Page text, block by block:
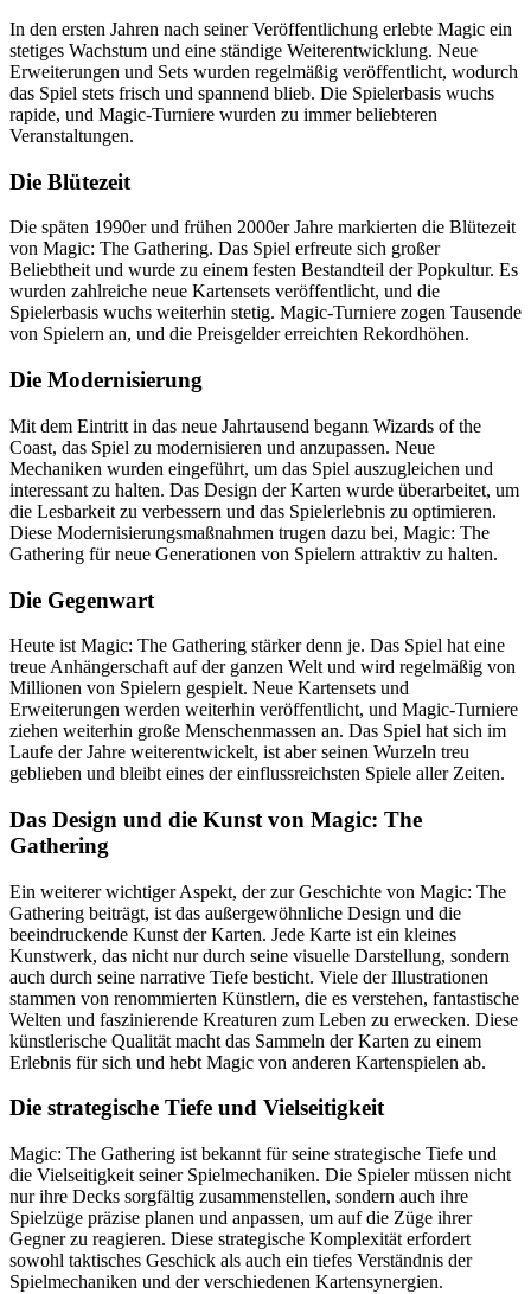
In den ersten Jahren nach seiner Veröffentlichung erlebte Magic ein
stetiges Wachstum und eine ständige Weiterentwicklung. Neue
Erweiterungen und Sets wurden regelmäßig veröffentlicht, wodurch
das Spiel stets frisch und spannend blieb. Die Spielerbasis wuchs
rapide, und Magic-Turniere wurden zu immer beliebteren
Veranstaltungen.
Die Blütezeit
Die späten 1990er und frühen 2000er Jahre markierten die Blütezeit
von Magic: The Gathering. Das Spiel erfreute sich großer
Beliebtheit und wurde zu einem festen Bestandteil der Popkultur. Es
wurden zahlreiche neue Kartensets veröffentlicht, und die
Spielerbasis wuchs weiterhin stetig. Magic-Turniere zogen Tausende
von Spielern an, und die Preisgelder erreichten Rekordhöhen.
Die Modernisierung
Mit dem Eintritt in das neue Jahrtausend begann Wizards of the
Coast, das Spiel zu modernisieren und anzupassen. Neue
Mechaniken wurden eingeführt, um das Spiel auszugleichen und
interessant zu halten. Das Design der Karten wurde überarbeitet, um
die Lesbarkeit zu verbessern und das Spielerlebnis zu optimieren.
Diese Modernisierungsmaßnahmen trugen dazu bei, Magic: The
Gathering für neue Generationen von Spielern attraktiv zu halten.
Die Gegenwart
Heute ist Magic: The Gathering stärker denn je. Das Spiel hat eine
treue Anhängerschaft auf der ganzen Welt und wird regelmäßig von
Millionen von Spielern gespielt. Neue Kartensets und
Erweiterungen werden weiterhin veröffentlicht, und Magic-Turniere
ziehen weiterhin große Menschenmassen an. Das Spiel hat sich im
Laufe der Jahre weiterentwickelt, ist aber seinen Wurzeln treu
geblieben und bleibt eines der einflussreichsten Spiele aller Zeiten.
Das Design und die Kunst von Magic: The
Gathering
Ein weiterer wichtiger Aspekt, der zur Geschichte von Magic: The
Gathering beiträgt, ist das außergewöhnliche Design und die
beeindruckende Kunst der Karten. Jede Karte ist ein kleines
Kunstwerk, das nicht nur durch seine visuelle Darstellung, sondern
auch durch seine narrative Tiefe besticht. Viele der Illustrationen
stammen von renommierten Künstlern, die es verstehen, fantastische
Welten und faszinierende Kreaturen zum Leben zu erwecken. Diese
künstlerische Qualität macht das Sammeln der Karten zu einem
Erlebnis für sich und hebt Magic von anderen Kartenspielen ab.
Die strategische Tiefe und Vielseitigkeit
Magic: The Gathering ist bekannt für seine strategische Tiefe und
die Vielseitigkeit seiner Spielmechaniken. Die Spieler müssen nicht
nur ihre Decks sorgfältig zusammenstellen, sondern auch ihre
Spielzüge präzise planen und anpassen, um auf die Züge ihrer
Gegner zu reagieren. Diese strategische Komplexität erfordert
sowohl taktisches Geschick als auch ein tiefes Verständnis der
Spielmechaniken und der verschiedenen Kartensynergien.